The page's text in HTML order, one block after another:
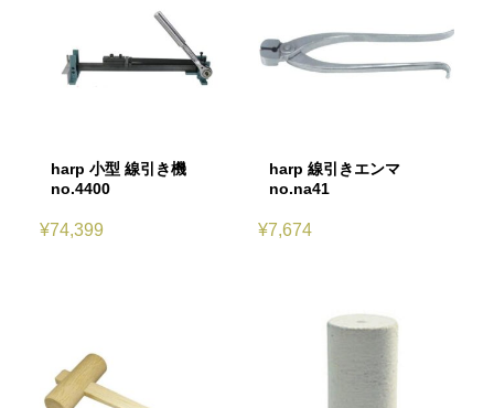
harp 小型 線引き機
no.4400
¥74,399
harp 線引きエンマ
no.na41
¥7,674